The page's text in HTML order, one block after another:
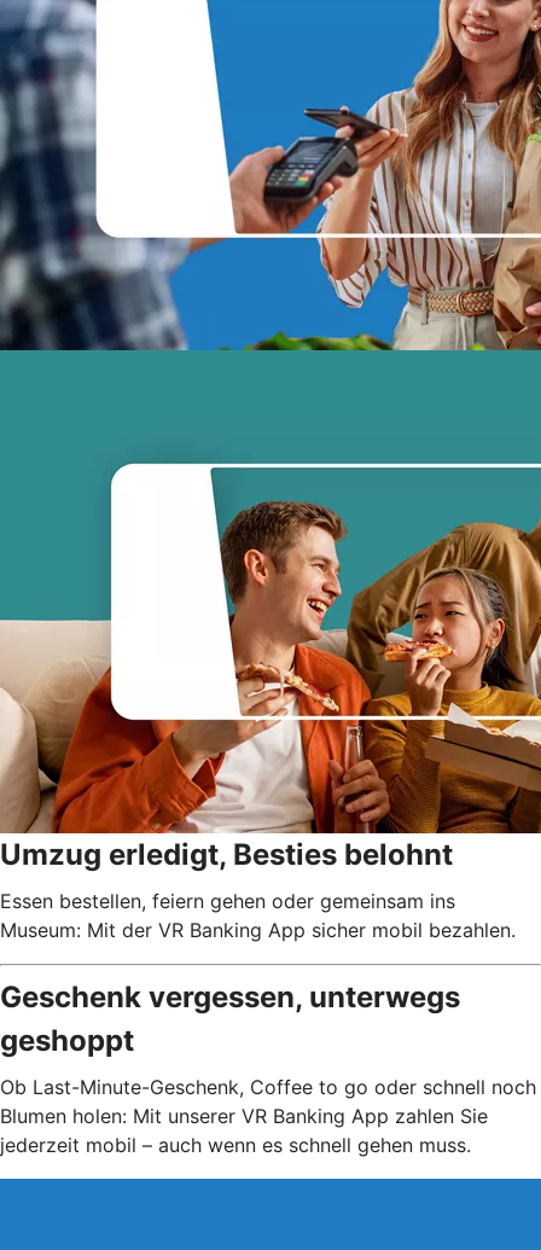
Umzug erledigt, Besties belohnt
Essen bestellen, feiern gehen oder gemeinsam ins
Museum: Mit der VR Banking App sicher mobil bezahlen.
Geschenk vergessen, unterwegs
geshoppt
Ob Last-Minute-Geschenk, Coffee to go oder schnell noch
Blumen holen: Mit unserer VR Banking App zahlen Sie
jederzeit mobil – auch wenn es schnell gehen muss.